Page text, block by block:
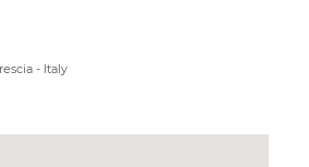
- Italy